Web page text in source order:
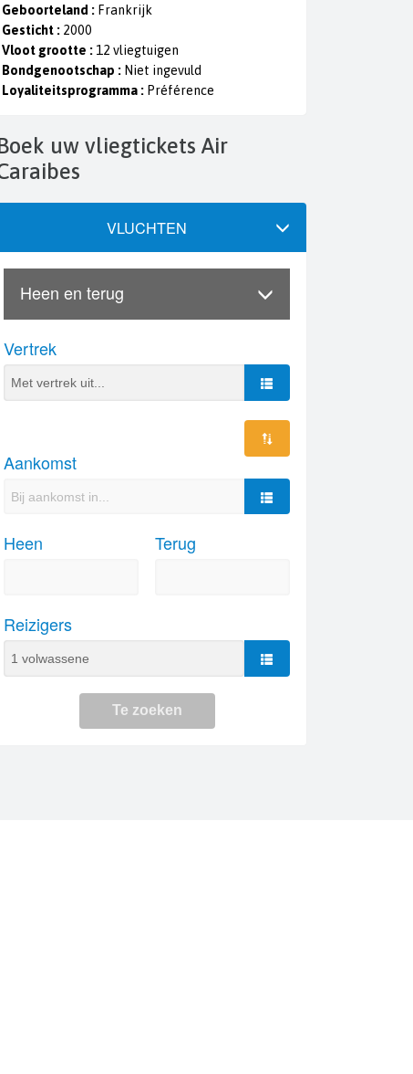
Geboorteland : Frankrijk
Gesticht : 2000
Vloot grootte : 12 vliegtuigen
Bondgenootschap : Niet ingevuld
Loyaliteitsprogramma : Préférence
Air